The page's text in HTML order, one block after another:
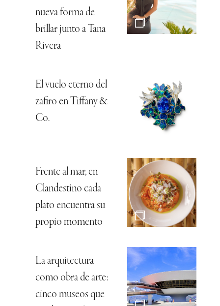
nueva forma de
brillar junto a Tana
Rivera
El vuelo eterno del
zafiro en Tiffany &
Co.
Frente al mar, en
Clandestino cada
plato encuentra su
propio momento
La arquitectura
como obra de arte:
cinco museos que